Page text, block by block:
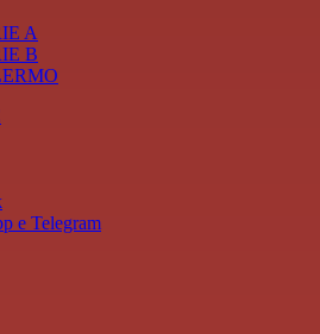
A
B
e Telegram